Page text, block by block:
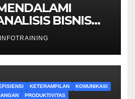
BISNIS
INFOTRAINING
KETERAMPILAN
KOMUNIKASI
PRODUKTIVITAS